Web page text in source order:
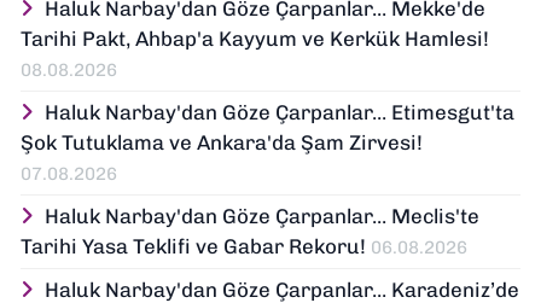
Haluk Narbay'dan Göze Çarpanlar... Mekke'de
Tarihi Pakt, Ahbap'a Kayyum ve Kerkük Hamlesi!
08.08.2026
Haluk Narbay'dan Göze Çarpanlar... Etimesgut'ta
Şok Tutuklama ve Ankara'da Şam Zirvesi!
07.08.2026
Haluk Narbay'dan Göze Çarpanlar... Meclis'te
Tarihi Yasa Teklifi ve Gabar Rekoru! 06.08.2026
Haluk Narbay'dan Göze Çarpanlar... Karadeniz’de